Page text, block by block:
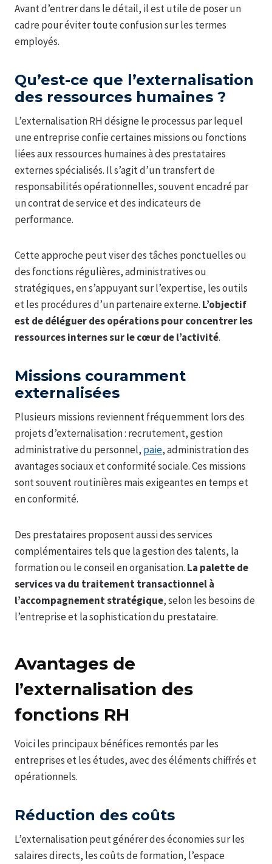
Avant d’entrer dans le détail, il est utile de poser un
cadre pour éviter toute confusion sur les termes
employés.
Qu’est-ce que l’externalisation
des ressources humaines ?
L’externalisation RH désigne le processus par lequel
une entreprise confie certaines missions ou fonctions
liées aux ressources humaines à des prestataires
externes spécialisés. Il s’agit d’un transfert de
responsabilités opérationnelles, souvent encadré par
un contrat de service et des indicateurs de
performance.
Cette approche peut viser des tâches ponctuelles ou
des fonctions régulières, administratives ou
stratégiques, en s’appuyant sur l’expertise, les outils
et les procédures d’un partenaire externe. L’objectif
est de déléguer des opérations pour concentrer les
ressources internes sur le cœur de l’activité.
Missions couramment
externalisées
Plusieurs missions reviennent fréquemment lors des
projets d’externalisation : recrutement, gestion
administrative du personnel, paie, administration des
avantages sociaux et conformité sociale. Ces missions
sont souvent routinières mais exigeantes en temps et
en conformité.
Des prestataires proposent aussi des services
complémentaires tels que la gestion des talents, la
formation ou le conseil en organisation. La palette de
services va du traitement transactionnel à
l’accompagnement stratégique, selon les besoins de
l’entreprise et la sophistication du prestataire.
Avantages de
l’externalisation des
fonctions RH
Voici les principaux bénéfices remontés par les
entreprises et les études, avec des éléments chiffrés et
opérationnels.
Réduction des coûts
L’externalisation peut générer des économies sur les
salaires directs, les coûts de formation, l’espace